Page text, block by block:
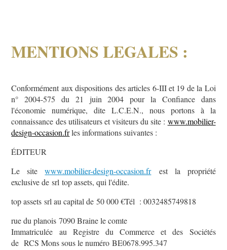
MENTIONS LEGALES :
Conformément aux dispositions des articles 6-III et 19 de la Loi
n° 2004-575 du 21 juin 2004 pour la Confiance dans
l'économie numérique, dite L.C.E.N., nous portons à la
connaissance des utilisateurs et visiteurs du site : www.mobilier-
design-occasion.frles informations suivantes :
ÉDITEUR
Le sitewww.mobilier-design-occasion.frest la propriété
exclusive desrltop assets, qui l'édite.
top assets srlau capital de 50 000€Tél :0032485749818
rue du planois7090 Braine le comte
Immatriculée au Registre du Commerce et des Sociétés
deRCS Monssous le numéro BE0678.995.347